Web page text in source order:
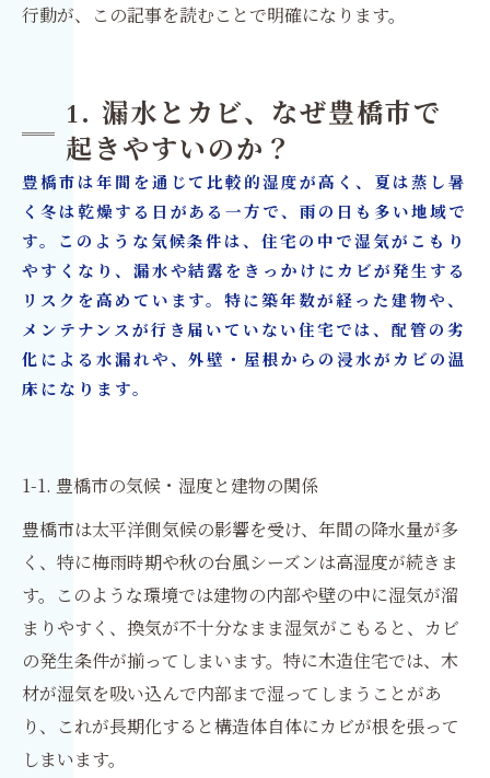
行動が、この記事を読むことで明確になります。
1. 漏水とカビ、なぜ豊橋市で
起きやすいのか？
豊橋市は年間を通じて比較的湿度が高く、夏は蒸し暑
く冬は乾燥する日がある一方で、雨の日も多い地域で
す。このような気候条件は、住宅の中で湿気がこもり
やすくなり、漏水や結露をきっかけにカビが発生する
リスクを高めています。特に築年数が経った建物や、
メンテナンスが行き届いていない住宅では、配管の劣
化による水漏れや、外壁・屋根からの浸水がカビの温
床になります。
1-1. 豊橋市の気候・湿度と建物の関係
豊橋市は太平洋側気候の影響を受け、年間の降水量が多
く、特に梅雨時期や秋の台風シーズンは高湿度が続きま
す。このような環境では建物の内部や壁の中に湿気が溜
まりやすく、換気が不十分なまま湿気がこもると、カビ
の発生条件が揃ってしまいます。特に木造住宅では、木
材が湿気を吸い込んで内部まで湿ってしまうことがあ
り、これが長期化すると構造体自体にカビが根を張って
しまいます。